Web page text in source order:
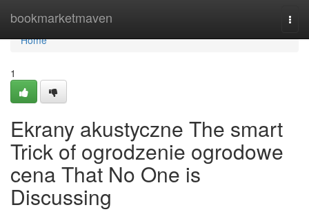
bookmarketmaven
Home
Home
1
Ekrany akustyczne The smart
Trick of ogrodzenie ogrodowe
cena That No One is
Discussing